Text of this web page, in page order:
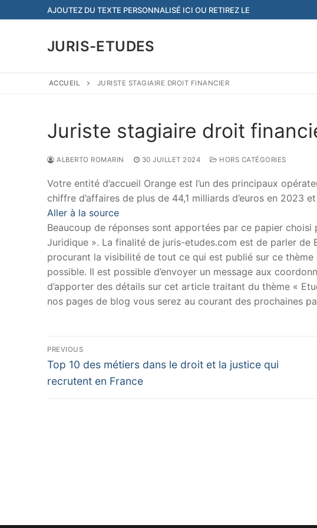
au
AJOUTEZ DU TEXTE PERSONNALISÉ ICI OU RETIREZ LE
JURIS-ETUDES
ACCUEIL JURISTE STAGIAIRE DROIT FINANCIER
Juriste stagiaire droit
ALBERTO ROMARIN 30 JUILLET 2024 HORS CATÉGORIES
Votre entité d’accueil Orange est l’un des principaux
chiffre d’affaires de plus de 44,1 milliards d’euros en 2023
Aller à la source
Beaucoup de réponses sont apportées par ce papier
Juridique ». La finalité de juris-etudes.com est de parler de
procurant la visibilité de tout ce qui est publié sur ce
possible. Il est possible d’envoyer un message aux
d’apporter des détails sur cet article traitant du thème «
nos pages de blog vous serez au courant des prochaines
Navigation
de
l’article
PREVIOUS
Previous
post:
Top 10 des métiers dans le droit et la justice qui
recrutent en France